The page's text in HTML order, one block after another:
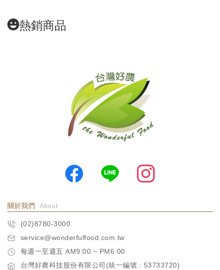
熱銷商品
關於我們 About
(02)8780-3000
service@wonderfulfood.com.tw
每週一至週五 AM9:00 ~ PM6:00
台灣好農科技股份有限公司(統一編號 : 53733720)